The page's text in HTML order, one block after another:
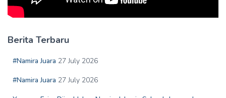
Berita Terbaru
#Namira Juara 27 July 2026
#Namira Juara 27 July 2026